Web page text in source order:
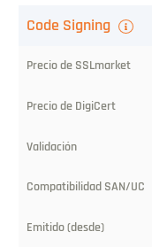
Code Signing